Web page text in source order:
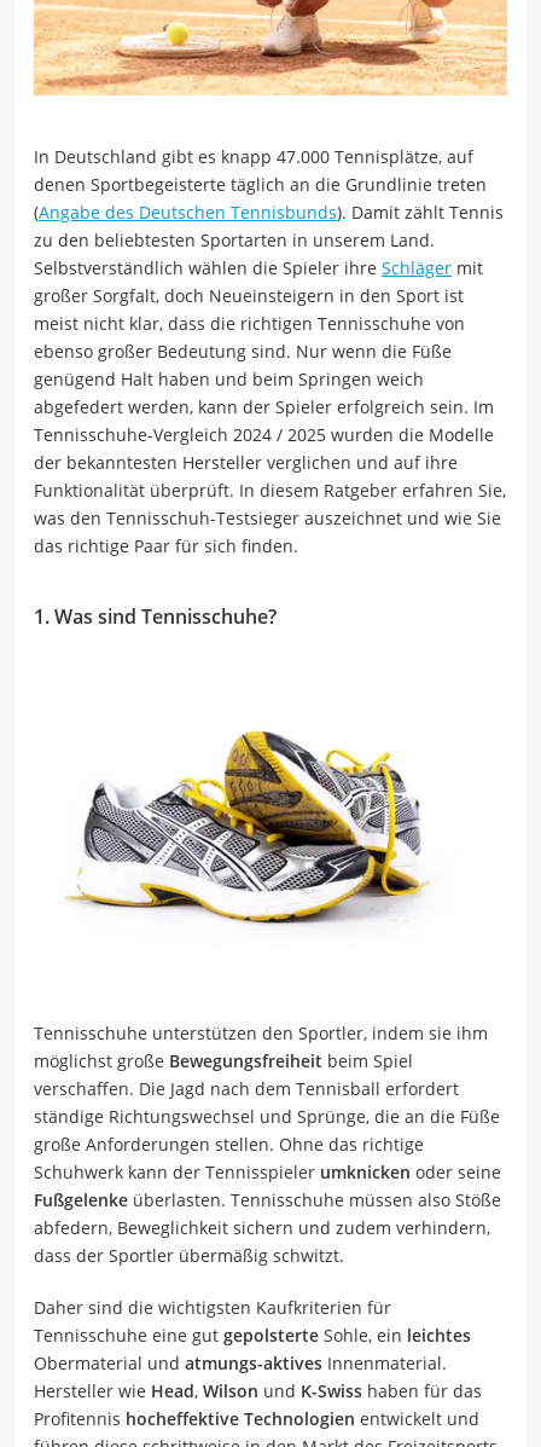
In Deutschland gibt es knapp 47.000 Tennisplätze, auf
denen Sportbegeisterte täglich an die Grundlinie treten
(Angabe des Deutschen Tennisbunds). Damit zählt Tennis
zu den beliebtesten Sportarten in unserem Land.
Selbstverständlich wählen die Spieler ihre Schläger mit
großer Sorgfalt, doch Neueinsteigern in den Sport ist
meist nicht klar, dass die richtigen Tennisschuhe von
ebenso großer Bedeutung sind. Nur wenn die Füße
genügend Halt haben und beim Springen weich
abgefedert werden, kann der Spieler erfolgreich sein. Im
Tennisschuhe-Vergleich 2024 / 2025 wurden die Modelle
der bekanntesten Hersteller verglichen und auf ihre
Funktionalität überprüft. In diesem Ratgeber erfahren Sie,
was den Tennisschuh-Testsieger auszeichnet und wie Sie
das richtige Paar für sich finden.
1. Was sind Tennisschuhe?
Tennisschuhe unterstützen den Sportler, indem sie ihm
möglichst große Bewegungsfreiheit beim Spiel
verschaffen. Die Jagd nach dem Tennisball erfordert
ständige Richtungswechsel und Sprünge, die an die Füße
große Anforderungen stellen. Ohne das richtige
Schuhwerk kann der Tennisspieler umknicken oder seine
Fußgelenke überlasten. Tennisschuhe müssen also Stöße
abfedern, Beweglichkeit sichern und zudem verhindern,
dass der Sportler übermäßig schwitzt.
Daher sind die wichtigsten Kaufkriterien für
Tennisschuhe eine gut gepolsterte Sohle, ein leichtes
Obermaterial und atmungs-aktives Innenmaterial.
Hersteller wie Head, Wilson und K-Swiss haben für das
Profitennis hocheffektive Technologien entwickelt und